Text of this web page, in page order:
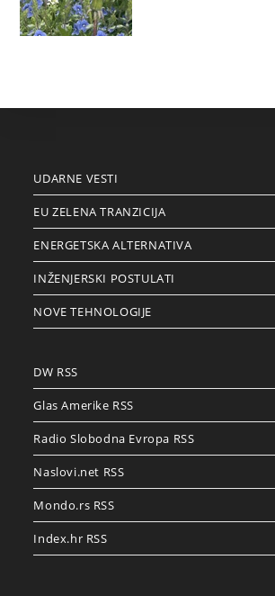
UDARNE VESTI
EU ZELENA TRANZICIJA
ENERGETSKA ALTERNATIVA
INŽENJERSKI POSTULATI
NOVE TEHNOLOGIJE
DW RSS
Glas Amerike RSS
Radio Slobodna Evropa RSS
Naslovi.net RSS
Mondo.rs RSS
Index.hr RSS